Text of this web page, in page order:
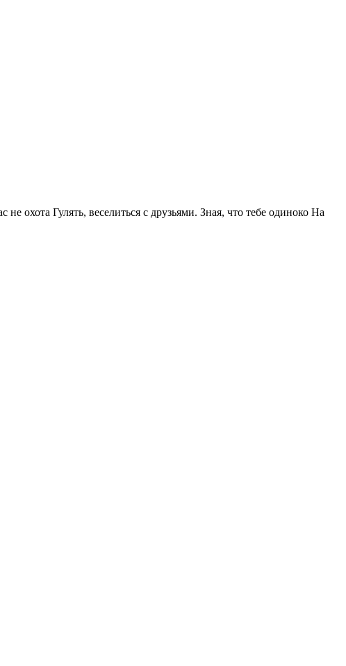
охота Гулять, веселиться с друзьями. Зная, что тебе одиноко На